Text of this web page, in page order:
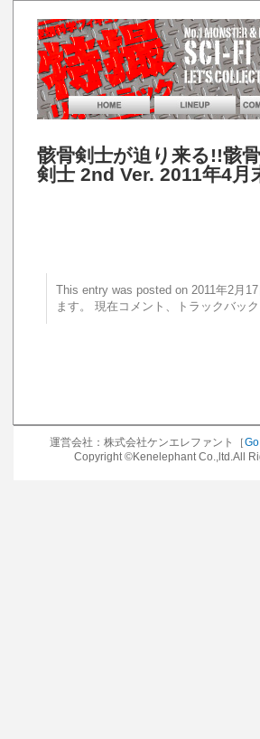
骸骨剣士が迫り来る!!骸
剣士 2nd Ver. 2011年4月
This entry was posted on 2011年2月
ます。 現在コメント、トラックバッ
運営会社：株式会社ケンエレファント［
Copyright ©Kenelephant Co.,ltd.All